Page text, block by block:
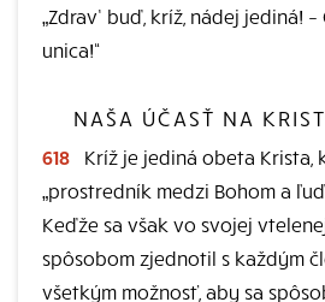
„Zdrav’ buď, kríž, nádej jediná!
unica!“
NAŠA ÚČASŤ NA
618
Kríž je jediná obeta Krista,
„prostredník medzi Bohom a
Keďže sa však vo svojej
spôsobom zjednotil s každým
všetkým možnosť, aby sa